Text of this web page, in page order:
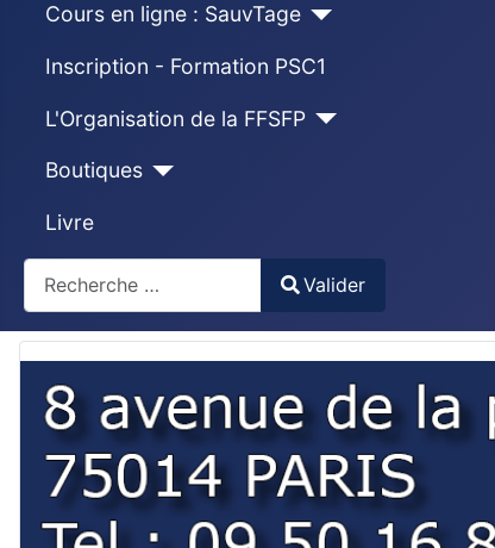
Cours en ligne : SauvTage
Inscription - Formation PSC1
L'Organisation de la FFSFP
Boutiques
Livre
Recherche
Valider